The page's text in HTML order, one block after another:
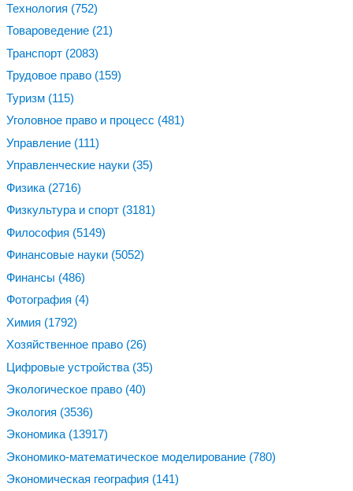
Технология (752)
Товароведение (21)
Транспорт (2083)
Трудовое право (159)
Туризм (115)
Уголовное право и процесс (481)
Управление (111)
Управленческие науки (35)
Физика (2716)
Физкультура и спорт (3181)
Философия (5149)
Финансовые науки (5052)
Финансы (486)
Фотография (4)
Химия (1792)
Хозяйственное право (26)
Цифровые устройства (35)
Экологическое право (40)
Экология (3536)
Экономика (13917)
Экономико-математическое моделирование (780)
Экономическая география (141)